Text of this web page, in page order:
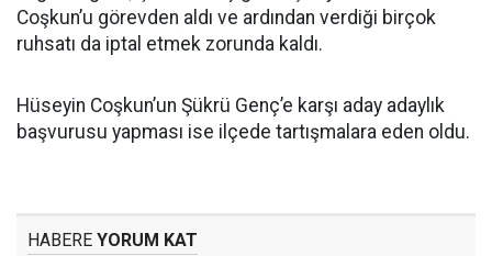
Coşkun’u görevden aldı ve ardından verdiği birçok
ruhsatı da iptal etmek zorunda kaldı.
Hüseyin Coşkun’un Şükrü Genç’e karşı aday adaylık
başvurusu yapması ise ilçede tartışmalara eden oldu.
HABERE YORUM KAT